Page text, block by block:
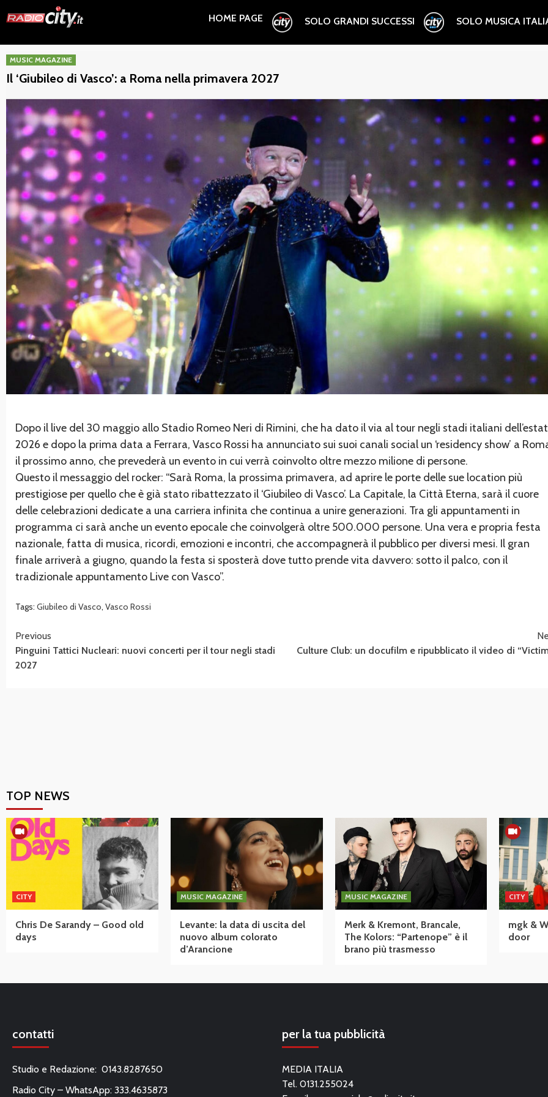
to
HOME PAGE SOLO GRANDI SUCCESSI SOLO MUSICA
MUSIC MAGAZINE
Il ‘Giubileo di Vasco’: a Roma nella primavera 2027
Dopo il live del 30 maggio allo Stadio Romeo Neri di Rimini, che ha dato il via al tour negli stadi italiani
2026 e dopo la prima data a Ferrara, Vasco Rossi ha annunciato sui suoi canali social un ‘residency show’ a
il prossimo anno, che prevederà un evento in cui verrà coinvolto oltre mezzo milione di persone.
Questo il messaggio del rocker: “Sarà Roma, la prossima primavera, ad aprire le porte delle sue location più
prestigiose per quello che è già stato ribattezzato il ‘Giubileo di Vasco’. La Capitale, la Città Eterna, sarà il cuore
delle celebrazioni dedicate a una carriera infinita che continua a unire generazioni. Tra gli appuntamenti in
programma ci sarà anche un evento epocale che coinvolgerà oltre 500.000 persone. Una vera e propria festa
nazionale, fatta di musica, ricordi, emozioni e incontri, che accompagnerà il pubblico per diversi mesi. Il gran
finale arriverà a giugno, quando la festa si sposterà dove tutto prende vita davvero: sotto il palco, con il
tradizionale appuntamento Live con Vasco”.
Tags: Giubileo di Vasco, Vasco Rossi
Continue
Reading
Previous
Pinguini Tattici Nucleari: nuovi concerti per il tour negli stadi
2027
Culture Club: un docufilm e ripubblicato il video di
TOP NEWS
CITY
Chris De Sarandy – Good old
days
MUSIC MAGAZINE
Levante: la data di uscita del
nuovo album colorato
d’Arancione
MUSIC MAGAZINE
Merk & Kremont, Brancale,
The Kolors: “Partenope” è il
brano più trasmesso
CITY
mgk &
door
contatti
Studio e Redazione: 0143.8287650
Radio City – WhatsApp: 333.4635873
per la tua pubblicità
MEDIA ITALIA
Tel. 0131.255024